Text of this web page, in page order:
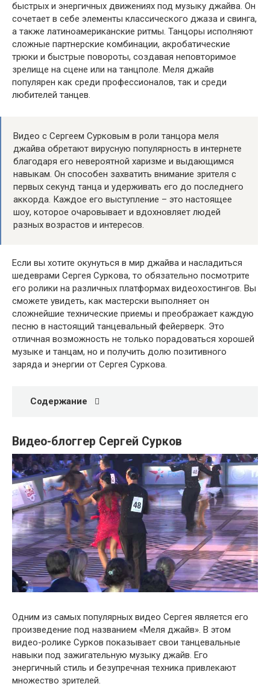
быстрых и энергичных движениях под музыку джайва. Он
сочетает в себе элементы классического джаза и свинга,
а также латиноамериканские ритмы. Танцоры исполняют
сложные партнерские комбинации, акробатические
трюки и быстрые повороты, создавая неповторимое
зрелище на сцене или на танцполе. Меля джайв
популярен как среди профессионалов, так и среди
любителей танцев.
Видео с Сергеем Сурковым в роли танцора меля
джайва обретают вирусную популярность в интернете
благодаря его невероятной харизме и выдающимся
навыкам. Он способен захватить внимание зрителя с
первых секунд танца и удерживать его до последнего
аккорда. Каждое его выступление – это настоящее
шоу, которое очаровывает и вдохновляет людей
разных возрастов и интересов.
Если вы хотите окунуться в мир джайва и насладиться
шедеврами Сергея Суркова, то обязательно посмотрите
его ролики на различных платформах видеохостингов. Вы
сможете увидеть, как мастерски выполняет он
сложнейшие технические приемы и преображает каждую
песню в настоящий танцевальный фейерверк. Это
отличная возможность не только порадоваться хорошей
музыке и танцам, но и получить долю позитивного
заряда и энергии от Сергея Суркова.
Содержание
Видео-блоггер Сергей Сурков
Одним из самых популярных видео Сергея является его
произведение под названием «Меля джайв». В этом
видео-ролике Сурков показывает свои танцевальные
навыки под зажигательную музыку джайв. Его
энергичный стиль и безупречная техника привлекают
множество зрителей.